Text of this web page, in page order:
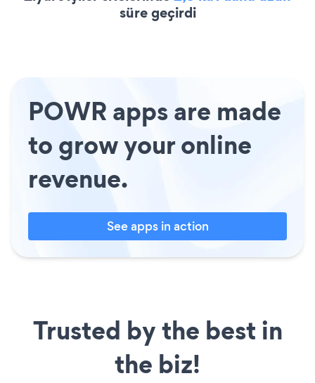
süre geçirdi
POWR apps are made
to grow your online
revenue.
See apps in action
Trusted by the best in
the biz!